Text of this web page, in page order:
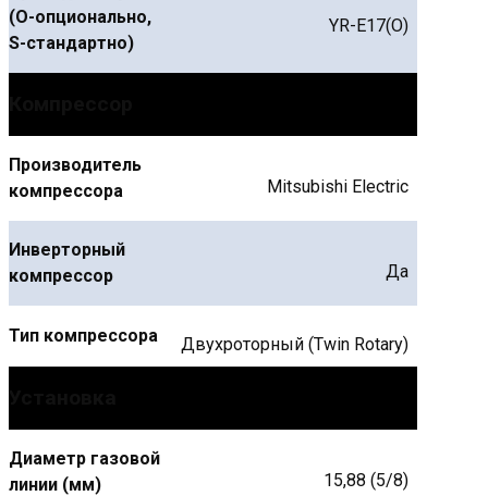
(О-опционально,
S-стандартно)
YR-E17(O)
Производитель
компрессора
Mitsubishi Electric
Инверторный
компрессор
Да
Тип компрессора Двухроторный (Twin Rotary)
Диаметр газовой
линии (мм)
15,88 (5/8)